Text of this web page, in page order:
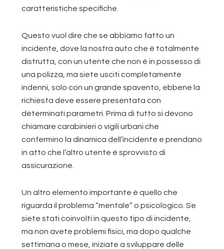
caratteristiche specifiche.
Questo vuol dire che se abbiamo fatto un
incidente, dove la nostra auto che è totalmente
distrutta, con un utente che non è in possesso di
una polizza, ma siete usciti completamente
indenni, solo con un grande spavento, ebbene la
richiesta deve essere presentata con
determinati parametri. Prima di tutto si devono
chiamare carabinieri o vigili urbani che
confermino la dinamica dell’incidente e prendano
in atto che l’altro utente è sprovvisto di
assicurazione.
Un altro elemento importante è quello che
riguarda il problema “mentale” o psicologico. Se
siete stati coinvolti in questo tipo di incidente,
ma non avete problemi fisici, ma dopo qualche
settimana o mese, iniziate a sviluppare delle